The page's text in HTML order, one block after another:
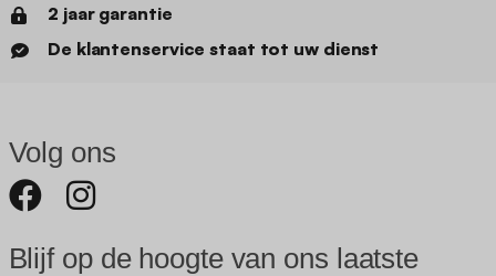
2 jaar garantie
De klantenservice staat tot uw dienst
Volg ons
Blijf op de hoogte van ons laatste